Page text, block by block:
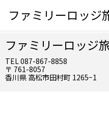
ファミリーロッジ
ファミリーロッジ
TEL 087-867-8858
〒 761-8057
香川県 高松市田村町 1265−1